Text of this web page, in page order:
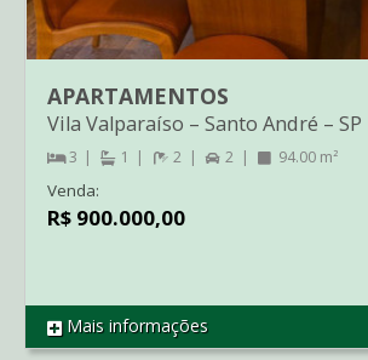
REF AP2332
APARTAMENTOS
Vila Valparaíso – Santo André – SP
3 1 2 2 94.00 m²
Venda:
R$ 900.000,00
Mais informações